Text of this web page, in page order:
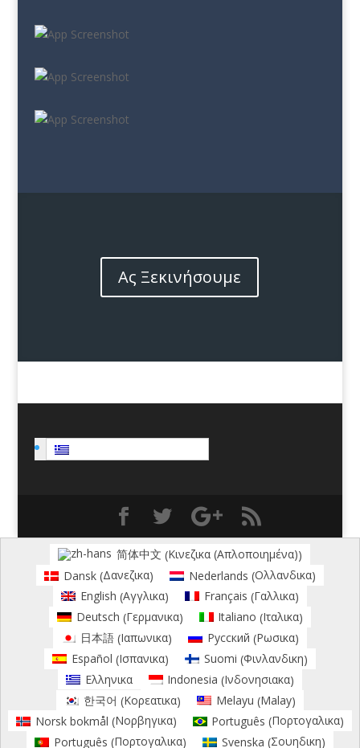
Ας Ξεκινήσουμε
简体中文 (Κινεζικα (Απλοποιημένα))
Dansk (Δανεζικα) Nederlands (Ολλανδικα)
English (Αγγλικα) Français (Γαλλικα)
Deutsch (Γερμανικα) Italiano (Ιταλικα)
日本語 (Ιαπωνικα) Русский (Ρωσικα)
Español (Ισπανικα) Suomi (Φινλανδικη)
Ελληνικα
Indonesia (Ινδονησιακα)
한국어 (Κορεατικα) Melayu (Malay)
Norsk bokmål (Νορβηγικα) Português (Πορτογαλικα)
Português (Πορτογαλικα) Svenska (Σουηδικη)